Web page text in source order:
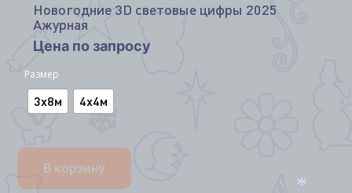
Новогодние 3D световые цифры 2025
Ажурная
Цена по запросу
Размер
3х8м 4х4м
В корзину